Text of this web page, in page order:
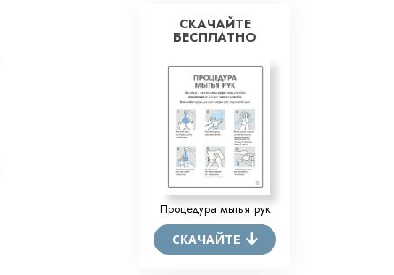
СКАЧАЙТЕ
БЕСПЛАТНО
Процедура мытья рук
СКАЧАЙТЕ